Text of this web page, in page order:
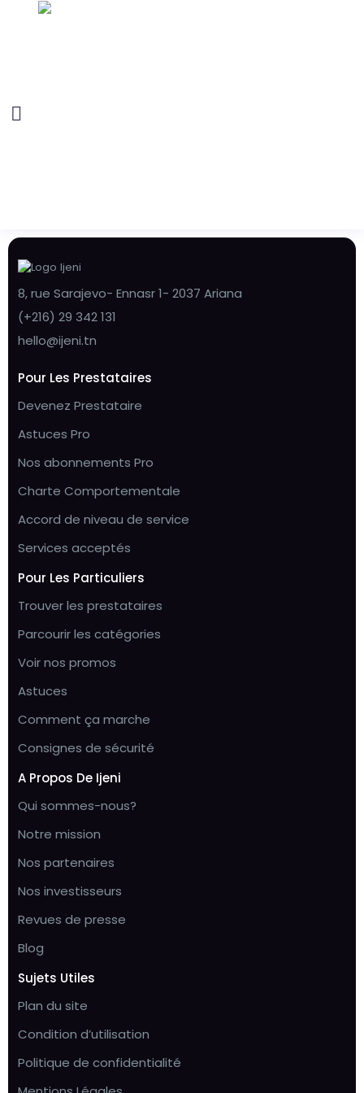
8, rue Sarajevo- Ennasr 1- 2037 Ariana
(+216) 29 342 131
hello@ijeni.tn
Pour Les Prestataires
Devenez Prestataire
Astuces Pro
Nos abonnements Pro
Charte Comportementale
Accord de niveau de service
Services acceptés
Pour Les Particuliers
Trouver les prestataires
Parcourir les catégories
Voir nos promos
Astuces
Comment ça marche
Consignes de sécurité
A Propos De Ijeni
Qui sommes-nous?
Notre mission
Nos partenaires
Nos investisseurs
Revues de presse
Blog
Sujets Utiles
Plan du site
Condition d’utilisation
Politique de confidentialité